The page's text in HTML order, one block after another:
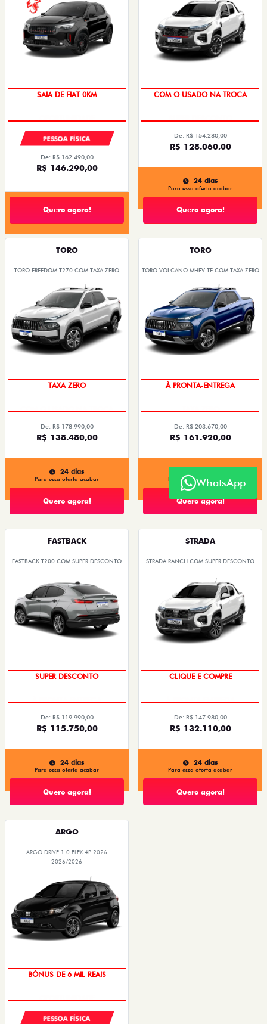
SAIA DE FIAT 0KM
PESSOA FÍSICA
De: R$ 162.490,00
R$ 146.290,00
Quero agora!
COM O USADO NA TROCA
De: R$ 154.280,00
R$ 128.060,00
24 dias
Para essa oferta acabar
Quero agora!
TORO
TORO FREEDOM T270 COM TAXA ZERO
TAXA ZERO
De: R$ 178.990,00
R$ 138.480,00
24 dias
Para essa oferta acabar
Quero agora!
TORO
TORO VOLCANO MHEV TF COM TAXA ZERO
À PRONTA-ENTREGA
De: R$ 203.670,00
R$ 161.920,00
Para essa oferta acabar
Quero agora!
FASTBACK
FASTBACK T200 COM SUPER DESCONTO
SUPER DESCONTO
De: R$ 119.990,00
R$ 115.750,00
24 dias
Para essa oferta acabar
Quero agora!
STRADA
STRADA RANCH COM SUPER DESCONTO
CLIQUE E COMPRE
De: R$ 147.980,00
R$ 132.110,00
24 dias
Para essa oferta acabar
Quero agora!
ARGO
ARGO DRIVE 1.0 FLEX 4P 2026
2026/2026
BÔNUS DE 6 MIL REAIS
PESSOA FÍSICA
WhatsApp